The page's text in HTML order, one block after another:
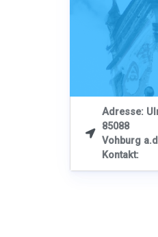

Adresse:
85088
Vohburg
Kontakt: